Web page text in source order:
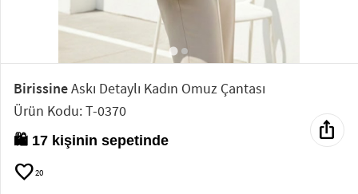
BirissineAskı Detaylı Kadın Omuz Çantası
Ürün Kodu: T-0370
🛍️ 17 kişinin sepetinde
favorite20
ios_share